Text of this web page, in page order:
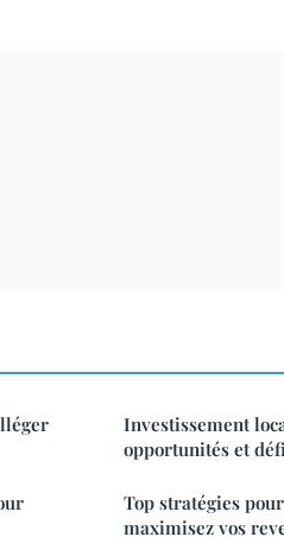
Investissement
opportunités et
Top stratégies
maximisez vos